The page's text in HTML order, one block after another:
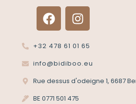
+32 478 61 01 65
info@bidiboo.eu
Rue dessus d'odeigne 1, 6687
BE 0771 501 475